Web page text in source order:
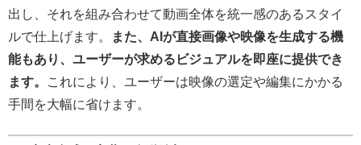
出し、それを組み合わせて動画全体を統一感のあるスタイ
ルで仕上げます。
また、AIが直接画像や映像を生成する機
能もあり、ユーザーが求めるビジュアルを即座に提供でき
ます。
これにより、ユーザーは映像の選定や編集にかかる
手間を大幅に省けます。